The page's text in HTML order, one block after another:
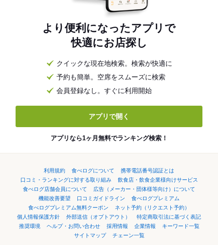
より便利になったアプリで
快適にお店探し
クイックな現在地検索。検索が快適に
予約も簡単。空席をスムーズに検索
会員登録なし。すぐに利用開始
アプリで開く
アプリなら1ヶ月無料でランキング検索！
利用規約 食べログについて
携帯電話番号認証とは
口コミ・ランキングに対する取り組み
飲食店・飲食企業様向けサービス
食べログ店舗会員について
広告（メーカー・団体様等向け）について
機能改善要望
口コミガイドライン
食べログプレミアム
食べログプレミアム無料クーポン
ネット予約（リクエスト予約）
個人情報保護方針
外部送信（オプトアウト）
特定商取引法に基づく表記
推奨環境
ヘルプ・お問い合わせ 採用情報 企業情報
キーワード一覧
サイトマップ
チェーン一覧